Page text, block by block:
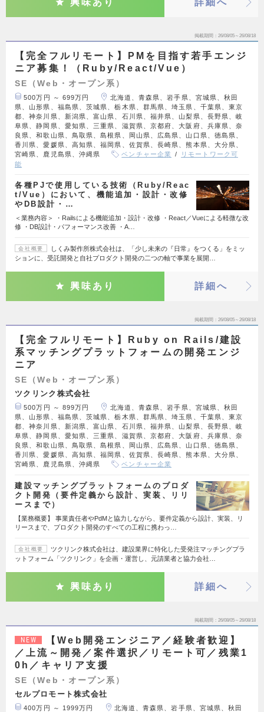
掲載期間 26/08/05～26/08/18
【完全フルリモート】PMを目指す若手エンジ
ニア募集！（Ruby/React/Vue）
SE（Web・オープン系）
500万円 ～ 699万円
北海道、青森県、岩手県、宮城県、秋田
県、山形県、福島県、茨城県、栃木県、群馬県、埼玉県、千葉県、東京
都、神奈川県、新潟県、富山県、石川県、福井県、山梨県、長野県、岐
阜県、静岡県、愛知県、三重県、滋賀県、京都府、大阪府、兵庫県、奈
良県、和歌山県、鳥取県、島根県、岡山県、広島県、山口県、徳島県、
香川県、愛媛県、高知県、福岡県、佐賀県、長崎県、熊本県、大分県、
宮崎県、鹿児島県、沖縄県
ベンチャー企業
リモートワーク可
能
各種PJで使用している技術（Ruby/Reac
t/Vue）において、機能追加・設計・改修
やDB設計・…
＜業務内容＞ ・Railsによる機能追加・設計・改修 ・React／Vueによる軽微な改
修 ・DB設計・パフォーマンス改善 ・A…
会社概要
しくみ製作所株式会社は、「少し未来の『日常』をつくる」をミッ
ションに、受託開発と自社プロダクト開発の二つの軸で事業を展開…
興味あり 詳細へ
掲載期間 26/08/05～26/08/18
【完全フルリモート】Ruby on Rails/建設
系マッチングプラットフォームの開発エンジ
ニア
SE（Web・オープン系）
ツクリンク株式会社
500万円 ～ 899万円
北海道、青森県、岩手県、宮城県、秋田
県、山形県、福島県、茨城県、栃木県、群馬県、埼玉県、千葉県、東京
都、神奈川県、新潟県、富山県、石川県、福井県、山梨県、長野県、岐
阜県、静岡県、愛知県、三重県、滋賀県、京都府、大阪府、兵庫県、奈
良県、和歌山県、鳥取県、島根県、岡山県、広島県、山口県、徳島県、
香川県、愛媛県、高知県、福岡県、佐賀県、長崎県、熊本県、大分県、
宮崎県、鹿児島県、沖縄県
ベンチャー企業
建設マッチングプラットフォームのプロダ
クト開発（要件定義から設計、実装、リリ
ースまで）
【業務概要】 事業責任者やPdMと協力しながら、要件定義から設計、実装、リ
リースまで、プロダクト開発のすべての工程に携わっ…
会社概要
ツクリンク株式会社は、建設業界に特化した受発注マッチングプラ
ットフォーム「ツクリンク」を企画・運営し、元請業者と協力会社…
興味あり 詳細へ
掲載期間 26/08/05～26/08/18
NEW
【Web開発エンジニア／経験者歓迎】
／上流～開発／案件選択／リモート可／残業1
0h／キャリア支援
SE（Web・オープン系）
セルプロモート株式会社
400万円 ～ 1999万円
北海道、青森県、岩手県、宮城県、秋田